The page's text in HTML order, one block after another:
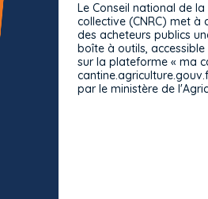
Le Conseil national de
collective (CNRC) met à
des acheteurs publics
boîte à outils,
sur la plateforme « ma
par le ministère de